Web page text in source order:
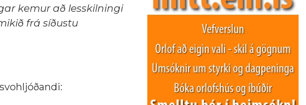
kemur að lesskilningi
frá síðustu